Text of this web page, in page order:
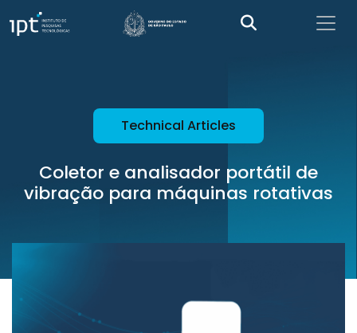
Technical Articles
Coletor e analisador portátil de
vibração para máquinas rotativas